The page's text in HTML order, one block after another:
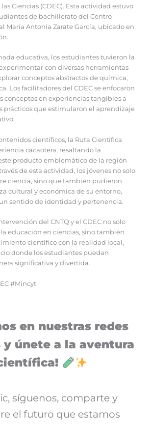
Ciencias (CDEC). Esta actividad estuvo
de bachillerato del Centro
María Antonia Zarate García, ubicado en
educativa, los estudiantes tuvieron la
con diversas herramientas
conceptos abstractos de química,
Los facilitadores del CDEC se enfocaron
conceptos en experiencias tangibles a
prácticos que estimularon el aprendizaje
científicos, la Ruta Científica
cacaotera, resaltando la
producto emblemático de la región
de esta actividad, los jóvenes no solo
ciencia, sino que también pudieron
cultural y económica de su entorno,
sentido de identidad y pertenencia.
del CNTQ y el CDEC no solo
educación en ciencias, sino también
científico con la realidad local,
donde los estudiantes puedan
significativa y divertida.
#Mincyt
en nuestras redes
y únete a la aventura
síguenos, comparte y
el futuro que estamos